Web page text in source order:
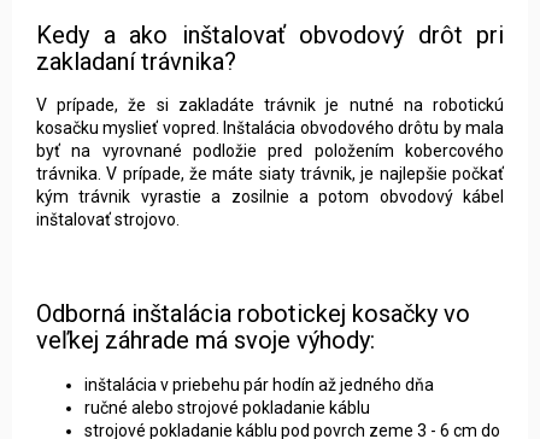
Kedy a ako inštalovať obvodový drôt pri
zakladaní trávnika?
V prípade, že si zakladáte trávnik je nutné na robotickú
kosačku myslieť vopred. Inštalácia obvodového drôtu by mala
byť na vyrovnané podložie pred položením kobercového
trávnika. V prípade, že máte siaty trávnik, je najlepšie počkať
kým trávnik vyrastie a zosilnie a potom obvodový kábel
inštalovať strojovo.
Odborná inštalácia robotickej kosačky vo
veľkej záhrade má svoje výhody:
inštalácia v priebehu pár hodín až jedného dňa
ručné alebo strojové pokladanie káblu
strojové pokladanie káblu pod povrch zeme 3 - 6 cm do